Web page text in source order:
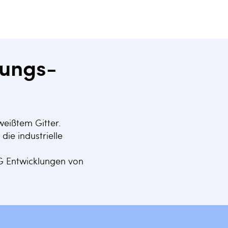
Gitter.
industrielle
Entwicklungen von